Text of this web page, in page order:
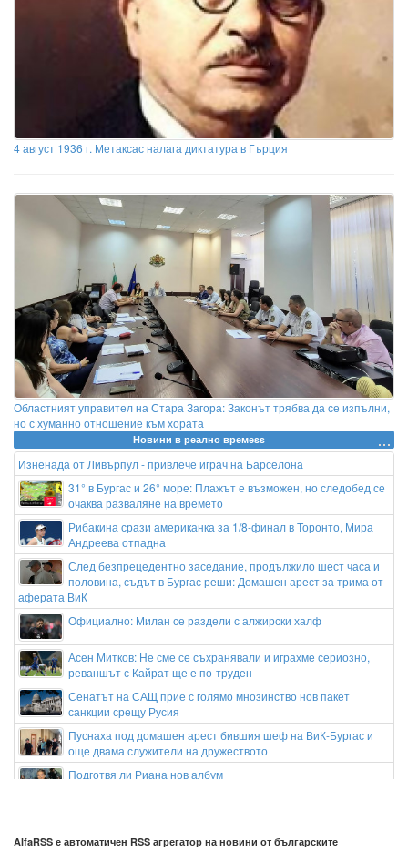
4 август 1936 г. Метаксас налага диктатура в Гърция
Областният управител на Стара Загора: Законът трябва да се изпълни,
но с хуманно отношение към хората
Новини в реално времеss
Изненада от Ливърпул - привлече играч на Барселона
31° в Бургас и 26° море: Плажът е възможен, но следобед се
очаква разваляне на времето
Рибакина срази американка за 1/8-финал в Торонто, Мира
Андреева отпадна
След безпрецедентно заседание, продължило шест часа и
половина, съдът в Бургас реши: Домашен арест за трима от
аферата ВиК
Официално: Милан се раздели с алжирски халф
Асен Митков: Не сме се съхранявали и играхме сериозно,
реваншът с Кайрат ще е по-труден
Сенатът на САЩ прие с голямо мнозинство нов пакет
санкции срещу Русия
Пуснаха под домашен арест бившия шеф на ВиК-Бургас и
още двама служители на дружеството
Подготвя ли Риана нов албум
AlfaRSS е автоматичен RSS агрегатор на новини от българските